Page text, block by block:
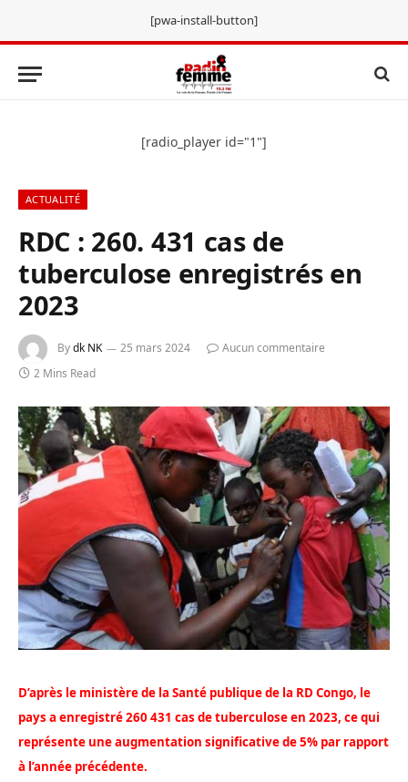
[pwa-install-button]
[radio_player id="1"]
ACTUALITÉ
RDC : 260. 431 cas de
tuberculose enregistrés en
2023
Bydk NK 25 mars 2024
Aucun commentaire
2 Mins Read
D’après le ministère de la Santé publique de la RD Congo, le
pays a enregistré 260 431 cas de tuberculose en 2023, ce qui
représente une augmentation significative de 5% par rapport
à l’année précédente.